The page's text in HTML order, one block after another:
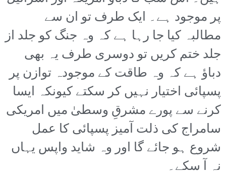
پر موجود ہے۔ ایک طرف تو ان سے
مطالبہ کیا جا رہا ہے کہ وہ جنگ کو جلد از
جلد ختم کریں تو دوسری طرف یہ بھی
دباؤ ہے کہ وہ طاقت کے موجودہ توازن پر
پسپائی اختیار نہیں کر سکتے کیونکہ ایسا
کرنے سے پورے مشرقِ وسطیٰ میں امریکی
سامراج کی ذلت آمیز پسپائی کا عمل
شروع ہو جائے گا اور وہ شاید واپس یہاں
نہ آ سکے۔